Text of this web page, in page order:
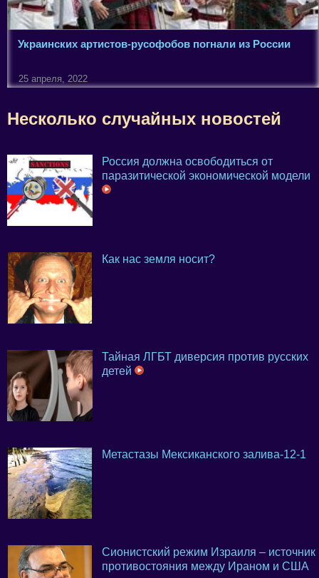
Украинских артистов-русофобов погнали из России
25 апреля, 2022
Несколько случайных новостей
Россия должна освободиться от
паразитической экономической модели
Как нас земля носит?
Тайная ЛГБТ диверсия против русских
детей
Метастазы Мексиканского залива-12-1
Сионистский режим Израиля – источник
противостояния между Ираном и США